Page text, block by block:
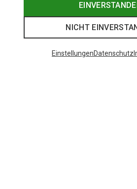
NICHT
EinstellungenDatenschutz